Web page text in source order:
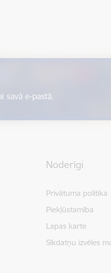
savā e-pastā.
Noderīgi
Privātuma politika
Piekļūstamība
Lapas karte
Sīkdatņu izvēles